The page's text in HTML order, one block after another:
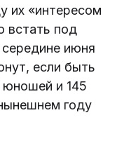
их «интересом
встать под
июня
если быть
и 145
году